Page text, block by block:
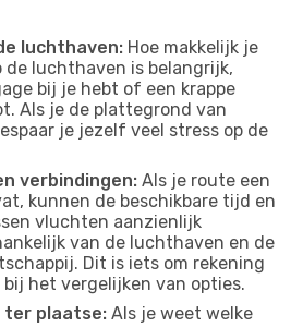
luchthaven: Hoe makkelijk je
de luchthaven is belangrijk,
bij je hebt of een krappe
Als je de plattegrond van
je jezelf veel stress op de
verbindingen: Als je route een
kunnen de beschikbare tijd en
vluchten aanzienlijk
van de luchthaven en de
Dit is iets om rekening
het vergelijken van opties.
ter plaatse: Als je weet welke